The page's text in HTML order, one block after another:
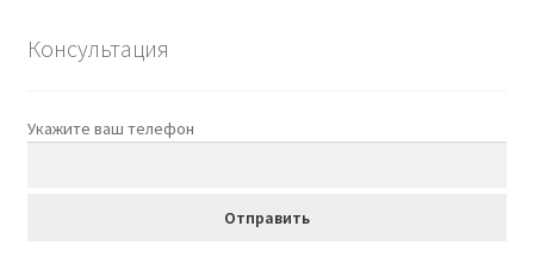
Консультация
Укажите ваш телефон